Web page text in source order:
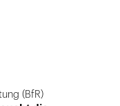
(BfR)